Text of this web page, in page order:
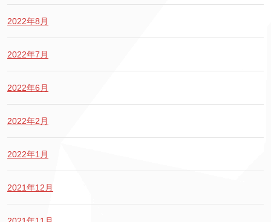
2022年8月
2022年7月
2022年6月
2022年2月
2022年1月
2021年12月